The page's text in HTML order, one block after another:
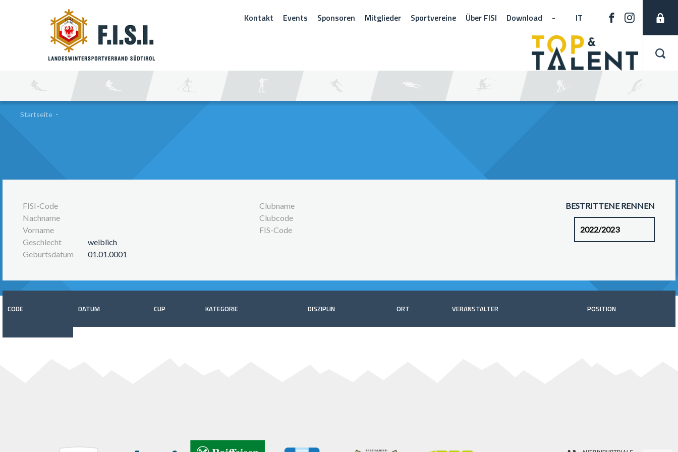
Kontakt Events Sponsoren Mitglieder Sportvereine Über FISI Download - IT
Startseite -
FISI-Code
Nachname
Vorname
Geschlecht
weiblich
Geburtsdatum
01.01.0001
Clubname
Clubcode
FIS-Code
BESTRITTENE RENNEN
CODE DATUM CUP KATEGORIE DISZIPLIN ORT VERANSTALTER POSITION